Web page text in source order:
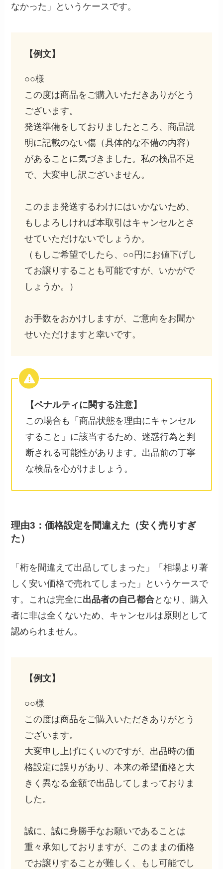
なかった」というケースです。
【例文】
○○様
この度は商品をご購入いただきありがとう
ございます。
発送準備をしておりましたところ、商品説
明に記載のない傷（具体的な不備の内容）
があることに気づきました。私の検品不足
で、大変申し訳ございません。
このまま発送するわけにはいかないため、
もしよろしければ本取引はキャンセルとさ
せていただけないでしょうか。
（もしご希望でしたら、○○円にお値下げし
てお譲りすることも可能ですが、いかがで
しょうか。）
お手数をおかけしますが、ご意向をお聞か
せいただけますと幸いです。
【ペナルティに関する注意】
この場合も「商品状態を理由にキャンセル
すること」に該当するため、迷惑行為と判
断される可能性があります。出品前の丁寧
な検品を心がけましょう。
理由3：価格設定を間違えた（安く売りすぎ
た）
「桁を間違えて出品してしまった」「相場より著
しく安い価格で売れてしまった」というケースで
す。これは完全に出品者の自己都合となり、購入
者に非は全くないため、キャンセルは原則として
認められません。
【例文】
○○様
この度は商品をご購入いただきありがとう
ございます。
大変申し上げにくいのですが、出品時の価
格設定に誤りがあり、本来の希望価格と大
きく異なる金額で出品してしまっておりま
した。
誠に、誠に身勝手なお願いであることは
重々承知しておりますが、このままの価格
でお譲りすることが難しく、もし可能でし